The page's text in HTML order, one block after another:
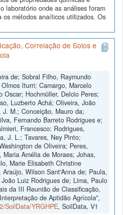
laboratório onde as análises foram
os métodos anaíticos utilizados. Os
Correlação de Solos e
de; Sobral Filho, Raymundo
Iturri; Camargo, Marcelo
Oscar; Hochmüller, Delcio Peres;
Luzberto Achá; Oliveira, João
J. M.; Conceição, Mauro da;
Fernando Barreto Rodrigues e;
Francesco; Rodrigues,
J. L.; Tavares, Ney Pinto;
de Oliveira; Peres,
Maria Amélia de Moraes; Johas,
Marie Elisabeth Christine
Araújo, Wilson Sant'Anna de; Paula,
Luiz Rodrigues de; Lima, Paulo
da III Reunião de Classificação,
de Aptidão Agrícola",
SoilData/YRGHPE, SoilData, V1